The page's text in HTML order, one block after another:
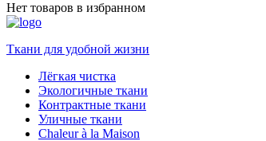
Нет товаров в избранном
Ткани для удобной жизни
Лёгкая чистка
Экологичные ткани
Контрактные ткани
Уличные ткани
Сhaleur à la Maison